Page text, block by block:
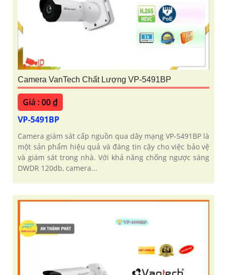
Camera VanTech Chất Lượng VP-5491BP
Giá : 00 ₫
VP-5491BP
Camera giám sát cấp nguồn qua dây mạng VP-5491BP là
một sản phẩm hiệu quả và đáng tin cậy cho việc bảo vệ
và giám sát trong nhà. Với khả năng chống ngược sáng
DWDR 120db, camera...